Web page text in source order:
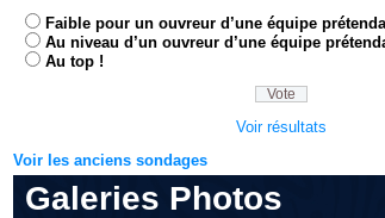
Faible pour un ouvreur d’une équipe
Au niveau d’un ouvreur d’une équipe
Au top !
Voir résultats
Voir les anciens sondages
Galeries Photos